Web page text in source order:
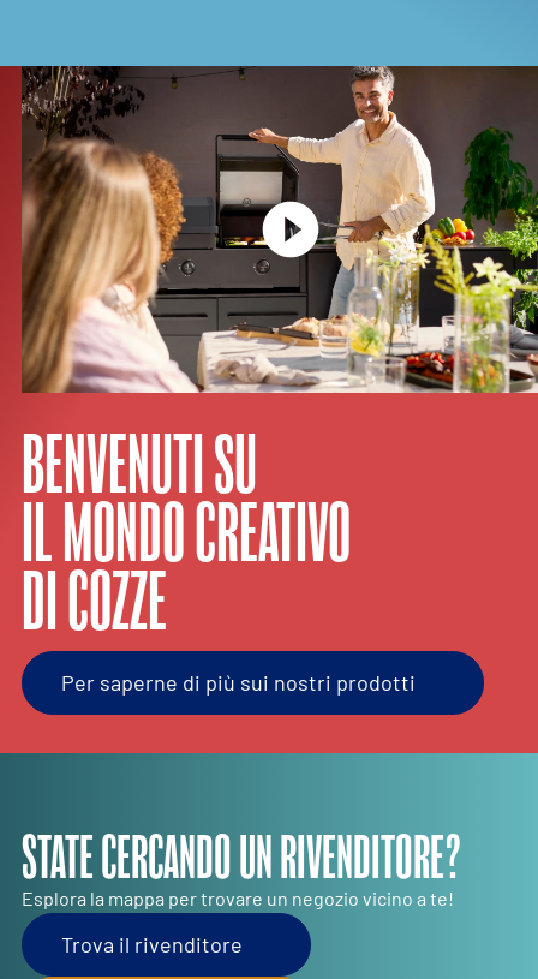
BENVENUTI SU
IL MONDO CREATIVO
DI COZZE
Per saperne di più sui nostri prodotti
STATE CERCANDO UN RIVENDITORE?
Esplora la mappa per trovare un negozio vicino a te!
Trova il rivenditore